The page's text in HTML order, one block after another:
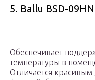
5. Ballu BSD-
Обеспечивает
температуры в
Отличается